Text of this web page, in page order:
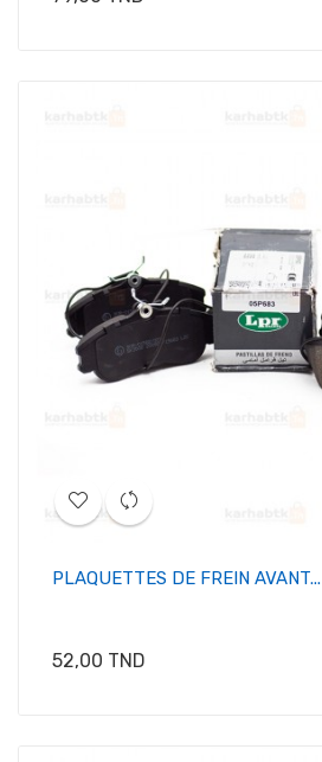
PLAQUETTES DE FREIN AVANT...
Prix
52,00 TND